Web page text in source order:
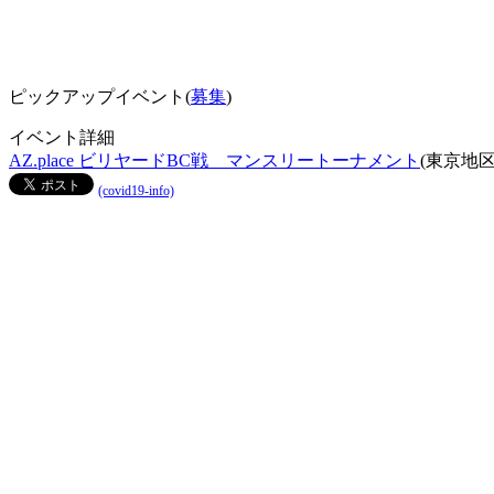
ピックアップイベント(募集)
イベント詳細
AZ.place ビリヤードBC戦 マンスリートーナメント (東京地
(covid19-info)